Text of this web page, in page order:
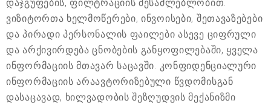
დაჯგუფების, ფილტრაციის შესაძლებლობით.
ვიზიტორთა ხელმოწერები, ინვოისები, შეთავაზებები
და პირადი პერსონალის ფაილები ასევე ციფრული
და არქივირდება ცნობების განყოფილებაში, ყველა
ინფორმაციის მთავარ საცავში. კონფიდენციალური
ინფორმაციის არაავტორიზებული წვდომისგან
დასაცავად, ხილვადობის შეზღუდვის მექანიზმი